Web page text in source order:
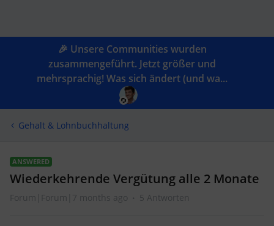
🎉 Unsere Communities wurden
zusammengeführt. Jetzt größer und
mehrsprachig! Was sich ändert (und wa...
Gehalt & Lohnbuchhaltung
ANSWERED
Wiederkehrende Vergütung alle 2 Monate
Forum|Forum|7 months ago 5 Antworten